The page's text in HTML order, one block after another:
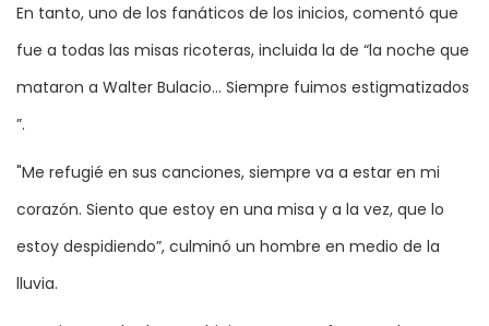
En tanto, uno de los fanáticos de los inicios, comentó que
fue a todas las misas ricoteras, incluida la de “la noche que
mataron a Walter Bulacio... Siempre fuimos estigmatizados
”.
"Me refugié en sus canciones, siempre va a estar en mi
corazón. Siento que estoy en una misa y a la vez, que lo
estoy despidiendo”, culminó un hombre en medio de la
lluvia.